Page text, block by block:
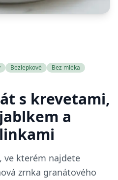
Bezlepkové
Bez mléka
s krevetami,
a
ve kterém najdete
zrnka granátového